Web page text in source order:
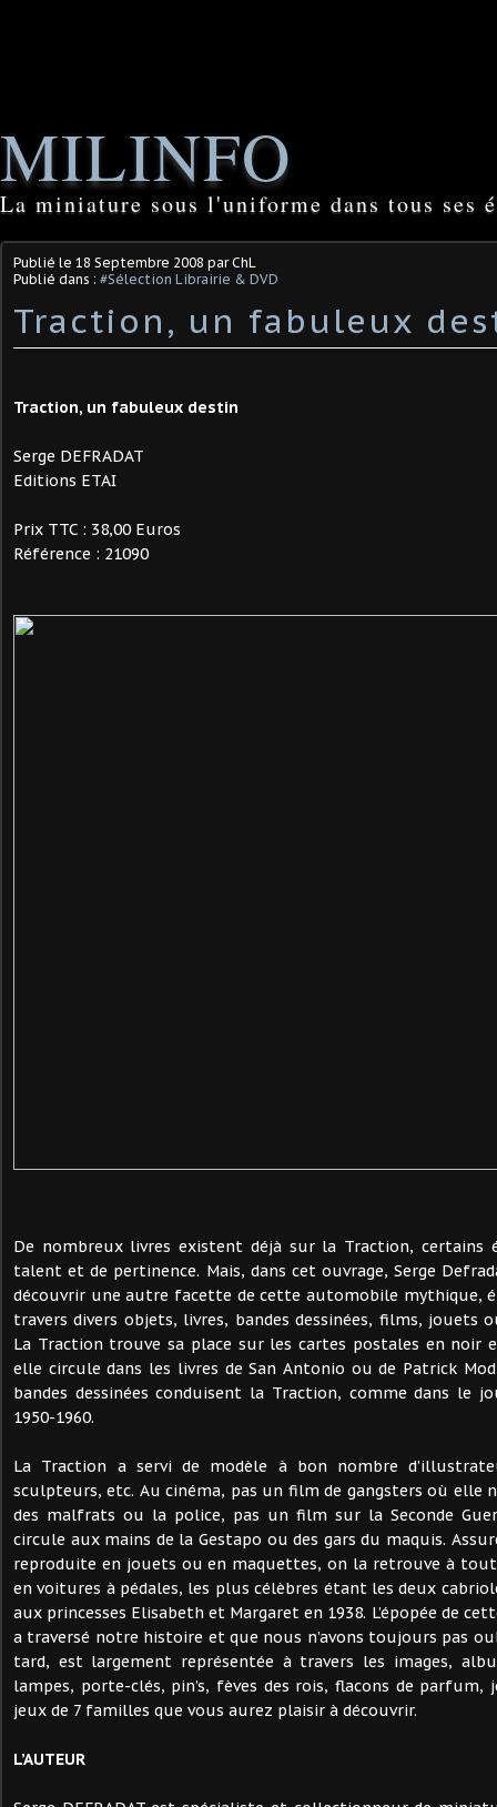
MILINFO
La miniature sous l'uniforme dans tous ses
Publié le 18 Septembre 2008 par ChL
Publié dans : #Sélection Librairie & DVD
Traction, un fabuleux
Traction, un fabuleux destin
Serge DEFRADAT
Editions ETAI
Prix TTC : 38,00 Euros
Référence : 21090
De nombreux livres existent déjà sur la Traction, certains
talent et de pertinence. Mais, dans cet ouvrage, Serge
découvrir une autre facette de cette automobile mythique,
travers divers objets, livres, bandes dessinées, films, jouets
La Traction trouve sa place sur les cartes postales en noir
elle circule dans les livres de San Antonio ou de Patrick
bandes dessinées conduisent la Traction, comme dans le
1950-1960.
La Traction a servi de modèle à bon nombre
sculpteurs, etc. Au cinéma, pas un film de gangsters où elle
des malfrats ou la police, pas un film sur la Seconde
circule aux mains de la Gestapo ou des gars du maquis.
reproduite en jouets ou en maquettes, on la retrouve à
en voitures à pédales, les plus célèbres étant les deux
aux princesses Elisabeth et Margaret en 1938. L’épopée de
a traversé notre histoire et que nous n’avons toujours pas
tard, est largement représentée à travers les images,
lampes, porte-clés, pin’s, fèves des rois, flacons de parfum,
jeux de 7 familles que vous aurez plaisir à découvrir.
L’AUTEUR